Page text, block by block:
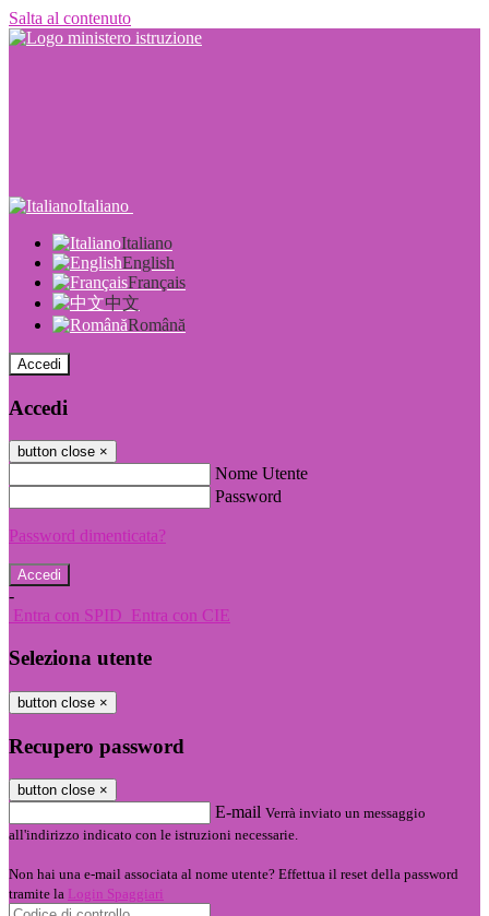
Salta al contenuto
Italiano
Italiano
English
Français
中文
Română
Accedi
Accedi
button close ×
Nome Utente
Password
Password dimenticata?
-
Entra con SPID Entra con CIE
Seleziona utente
button close ×
Recupero password
button close ×
E-mail Verrà inviato un messaggio
all'indirizzo indicato con le istruzioni necessarie.
Non hai una e-mail associata al nome utente? Effettua il reset della password
tramite la Login Spaggiari